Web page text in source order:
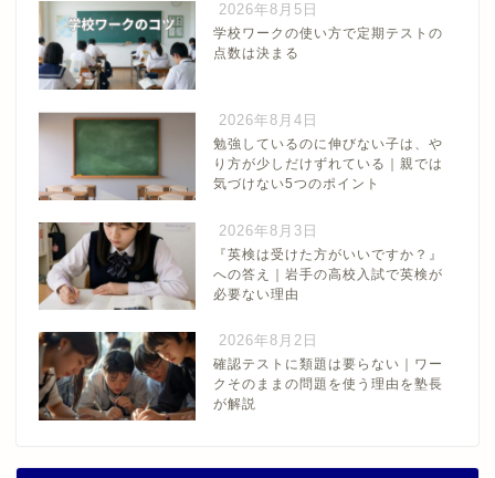
2026年8月5日
学校ワークの使い方で定期テストの
点数は決まる
2026年8月4日
勉強しているのに伸びない子は、や
り方が少しだけずれている｜親では
気づけない5つのポイント
2026年8月3日
『英検は受けた方がいいですか？』
への答え｜岩手の高校入試で英検が
必要ない理由
2026年8月2日
確認テストに類題は要らない｜ワー
クそのままの問題を使う理由を塾長
が解説